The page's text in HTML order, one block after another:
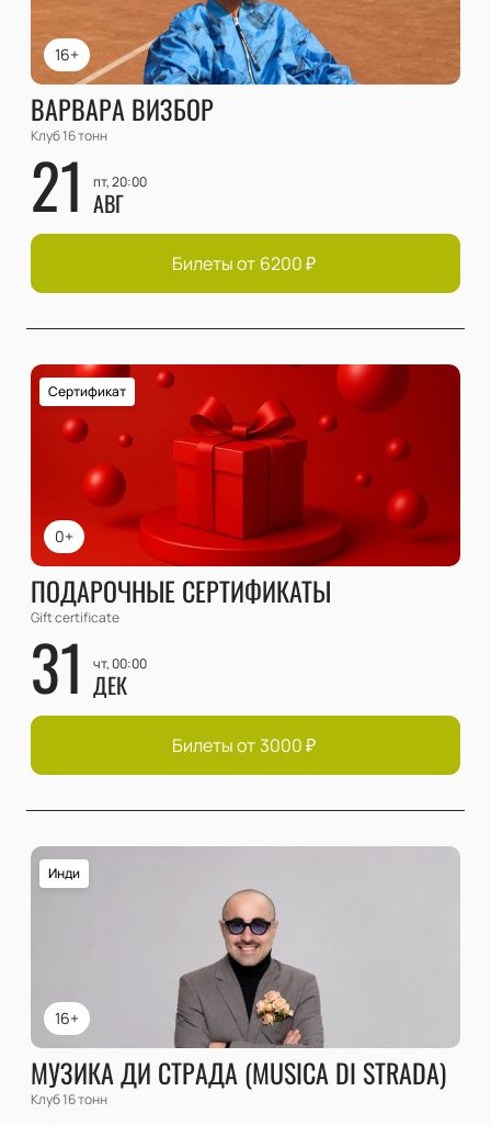
16+
ВАРВАРА ВИЗБОР
Клуб 16 тонн
21 пт, 20:00
АВГ
Билеты от 6200₽
0+
Сертификат
ПОДАРОЧНЫЕ СЕРТИФИКАТЫ
Gift certificate
31 чт, 00:00
ДЕК
Билеты от 3000₽
16+
Инди
МУЗИКА ДИ СТРАДА (MUSICA DI STRADA)
Клуб 16 тонн